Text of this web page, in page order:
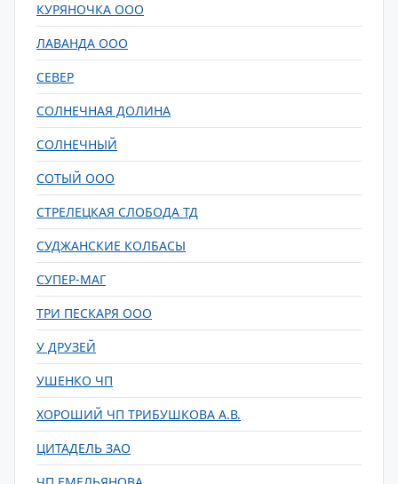
КУРЯНОЧКА ООО
ЛАВАНДА ООО
СЕВЕР
СОЛНЕЧНАЯ ДОЛИНА
СОЛНЕЧНЫЙ
СОТЫЙ ООО
СТРЕЛЕЦКАЯ СЛОБОДА ТД
СУДЖАНСКИЕ КОЛБАСЫ
СУПЕР-МАГ
ТРИ ПЕСКАРЯ ООО
У ДРУЗЕЙ
УШЕНКО ЧП
ХОРОШИЙ ЧП ТРИБУШКОВА А.В.
ЦИТАДЕЛЬ ЗАО